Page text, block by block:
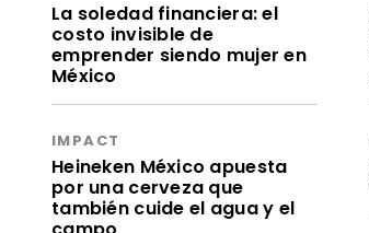
La soledad financiera: el
costo invisible de
emprender siendo mujer en
México
IMPACT
Heineken México apuesta
por una cerveza que
también cuide el agua y el